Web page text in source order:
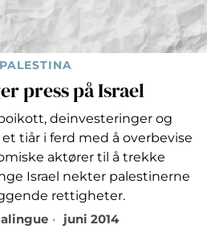
PALESTINA
press på Israel
deinvesteringer og
tiår i ferd med å overbevise
aktører til å trekke
Israel nekter palestinerne
rettigheter.
juni 2014